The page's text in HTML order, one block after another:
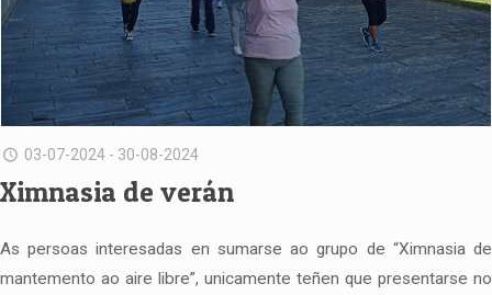
03-07-2024 - 30-08-2024
Ximnasia de verán
As persoas interesadas en sumarse ao grupo de “Ximnasia de
mantemento ao aire libre”, unicamente teñen que presentarse no